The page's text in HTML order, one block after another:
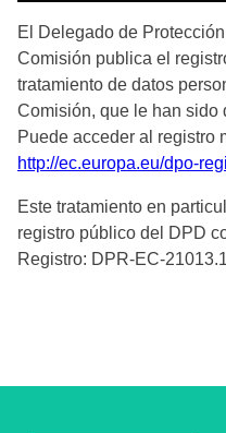
El Delegado de
Comisión publica el
tratamiento de datos
Comisión, que le han sido
Puede acceder al registro
http://ec.europa.eu/dpo-
Este tratamiento en
registro público del DPD
Registro: DPR-EC-21013.1